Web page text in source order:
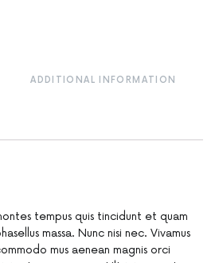
ADDITIONAL INFORMATION
tempus quis tincidunt et quam
massa. Nunc nisi nec. Vivamus
mus aenean magnis orci